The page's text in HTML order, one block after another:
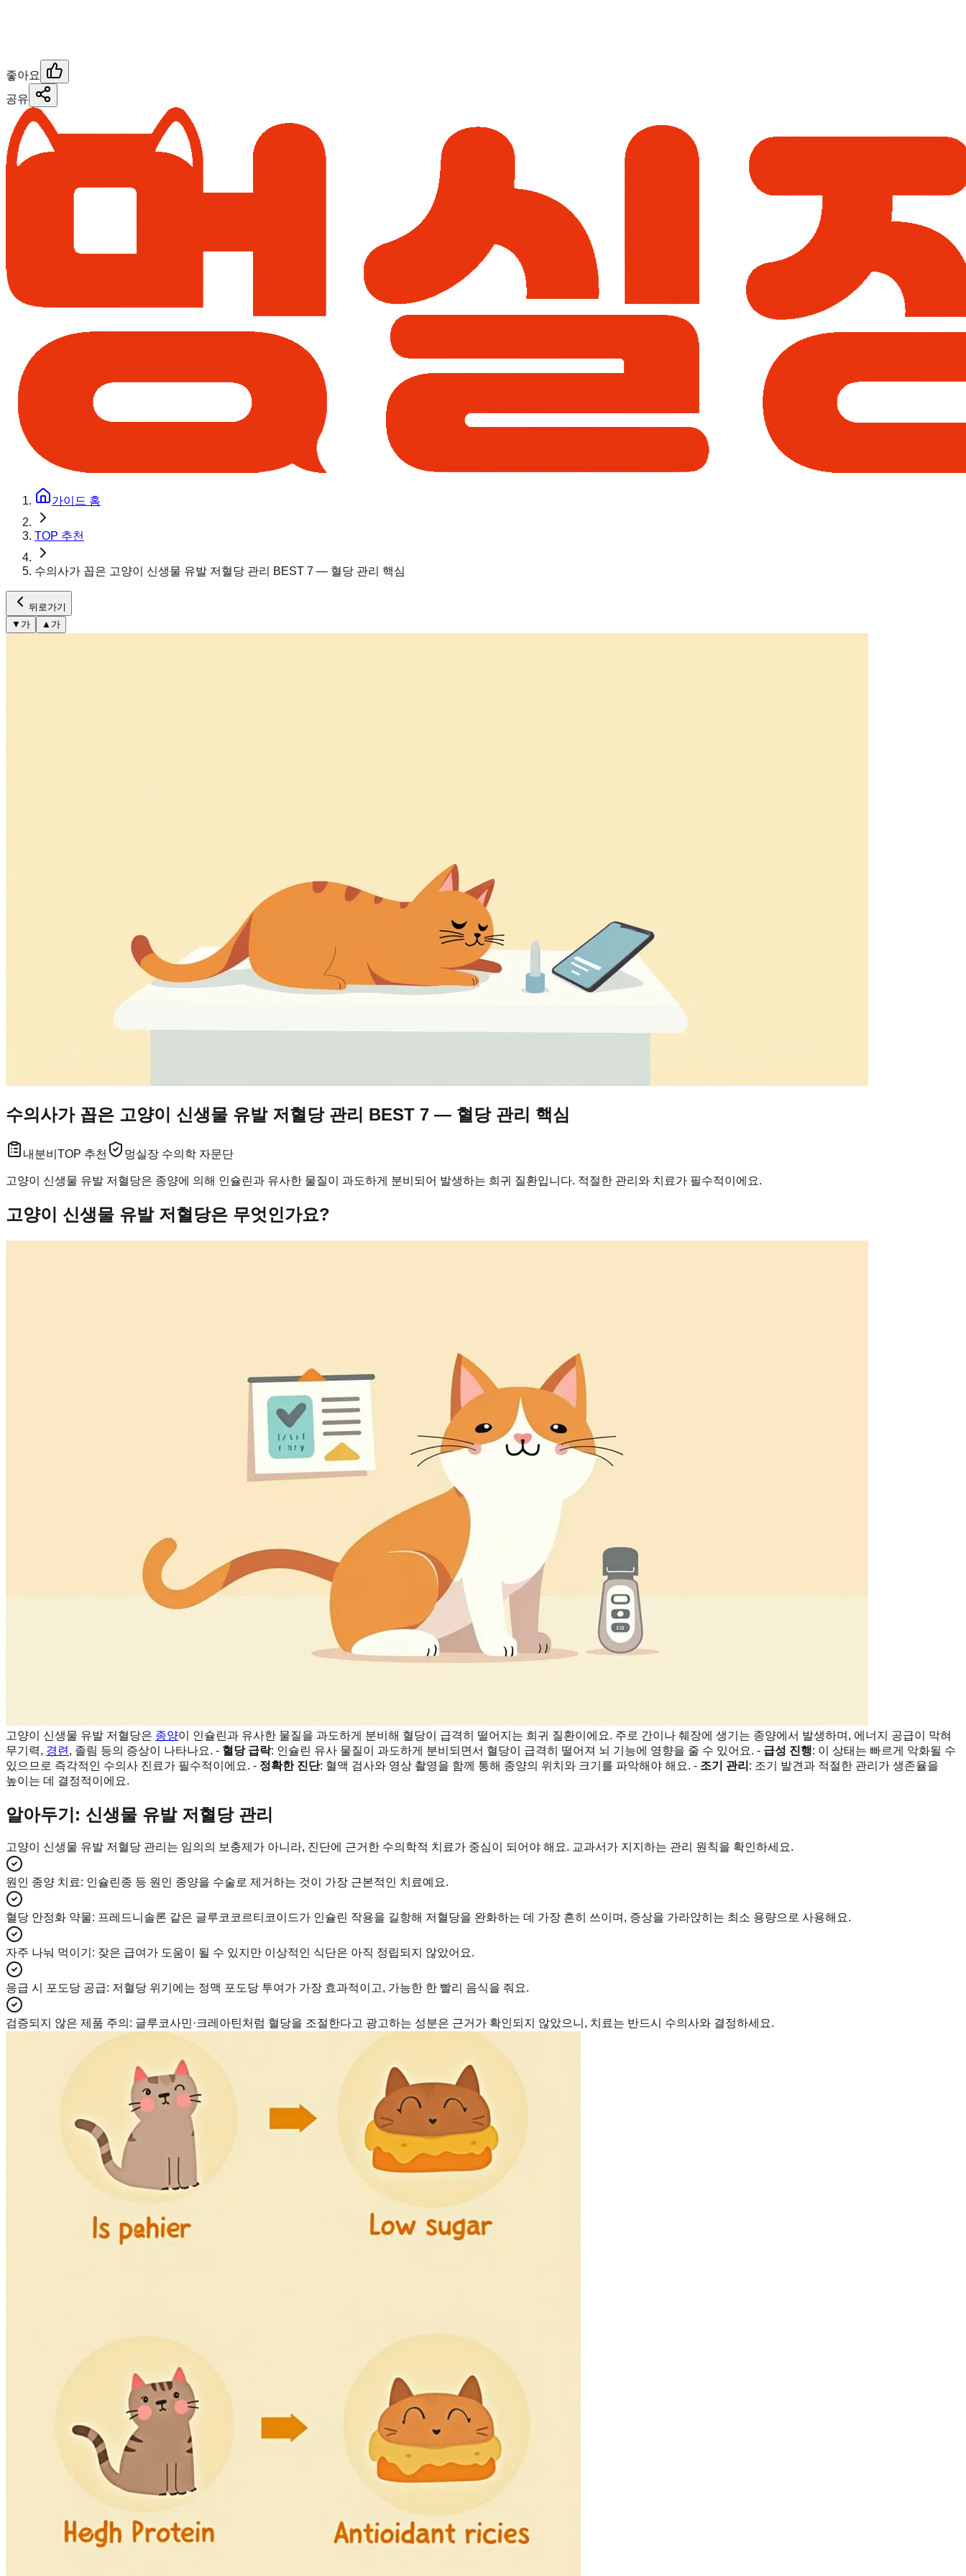
좋아요
공유
가이드 홈
TOP 추천
수의사가 꼽은 고양이 신생물 유발 저혈당 관리 BEST 7 — 혈당 관리 핵심
뒤로가기
▼ 가 ▲ 가
수의사가 꼽은 고양이 신생물 유발 저혈당 관리 BEST 7 — 혈당 관리 핵심
내분비 TOP 추천 멍실장 수의학 자문단
고양이 신생물 유발 저혈당은 종양에 의해 인슐린과 유사한 물질이 과도하게 분비되어 발생하는 희귀 질환입니다. 적절한 관리와 치료가 필수적이에요.
고양이 신생물 유발 저혈당은 무엇인가요?
고양이 신생물 유발 저혈당은 종양이 인슐린과 유사한 물질을 과도하게 분비해 혈당이 급격히 떨어지는 희귀 질환이에요. 주로 간이나 췌장에 생기는 종양에서 발생하며, 에너지 공급이 막혀
무기력, 경련 , 졸림 등의 증상이 나타나요. - 혈당 급락: 인슐린 유사 물질이 과도하게 분비되면서 혈당이 급격히 떨어져 뇌 기능에 영향을 줄 수 있어요. - 급성 진행: 이 상태는 빠르게 악화될 수
있으므로 즉각적인 수의사 진료가 필수적이에요. - 정확한 진단: 혈액 검사와 영상 촬영을 함께 통해 종양의 위치와 크기를 파악해야 해요. - 조기 관리 : 조기 발견과 적절한 관리가 생존율을
높이는 데 결정적이에요.
알아두기: 신생물 유발 저혈당 관리
고양이 신생물 유발 저혈당 관리는 임의의 보충제가 아니라, 진단에 근거한 수의학적 치료가 중심이 되어야 해요. 교과서가 지지하는 관리 원칙을 확인하세요.
원인 종양 치료: 인슐린종 등 원인 종양을 수술로 제거하는 것이 가장 근본적인 치료예요.
혈당 안정화 약물: 프레드니솔론 같은 글루코코르티코이드가 인슐린 작용을 길항해 저혈당을 완화하는 데 가장 흔히 쓰이며, 증상을 가라앉히는 최소 용량으로 사용해요.
자주 나눠 먹이기 : 잦은 급여가 도움이 될 수 있지만 이상적인 식단은 아직 정립되지 않았어요.
응급 시 포도당 공급: 저혈당 위기에는 정맥 포도당 투여가 가장 효과적이고, 가능한 한 빨리 음식을 줘요.
검증되지 않은 제품 주의 : 글루코사민·크레아틴처럼 혈당을 조절한다고 광고하는 성분은 근거가 확인되지 않았으니, 치료는 반드시 수의사와 결정하세요.